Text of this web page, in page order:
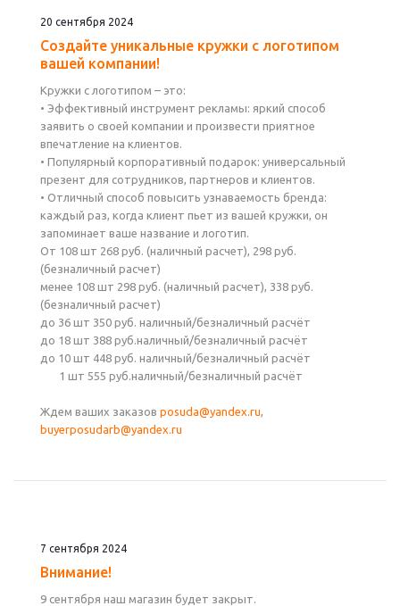
20 сентября 2024
Создайте уникальные кружки с логотипом
вашей компании!
Кружки с логотипом – это:
• Эффективный инструмент рекламы: яркий способ
заявить о своей компании и произвести приятное
впечатление на клиентов.
• Популярный корпоративный подарок: универсальный
презент для сотрудников, партнеров и клиентов.
• Отличный способ повысить узнаваемость бренда:
каждый раз, когда клиент пьет из вашей кружки, он
запоминает ваше название и логотип.
От 108 шт 268 руб. (наличный расчет), 298 руб.
(безналичный расчет)
менее 108 шт 298 руб. (наличный расчет), 338 руб.
(безналичный расчет)
до 36 шт 350 руб. наличный/безналичный расчёт
до 18 шт 388 руб.наличный/безналичный расчёт
до 10 шт 448 руб. наличный/безналичный расчёт
1 шт 555 руб.наличный/безналичный расчёт
Ждем ваших заказов posuda@yandex.ru,
buyerposudarb@yandex.ru
7 сентября 2024
Внимание!
9 сентября наш магазин будет закрыт.